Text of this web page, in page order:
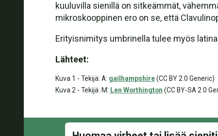
kuuluvilla sienillä on sitkeämmät,
mikroskooppinen ero on se, että
Erityisnimitys umbrinella tulee myös
Lähteet:
Kuva 1 - Tekijä: A: gailhampshire(CC BY 2.0 Generic)
Kuva 2 - Tekijä: M: Len Worthington (CC BY-SA 2.0